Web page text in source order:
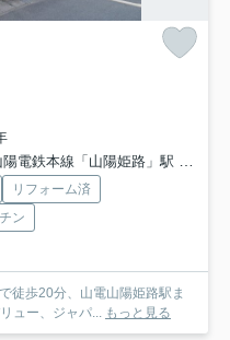
電鉄本線「山陽姫路」駅 徒歩18分
リフォーム済
ン
徒歩20分、山電山陽姫路駅ま
ュー、ジャパ... もっと見る